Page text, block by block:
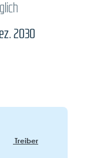
2030
Treiber